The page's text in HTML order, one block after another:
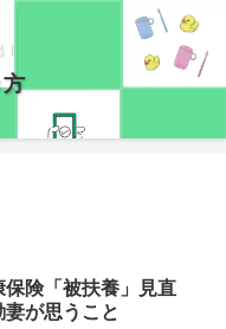
保険「被扶養」見直
妻が思うこと